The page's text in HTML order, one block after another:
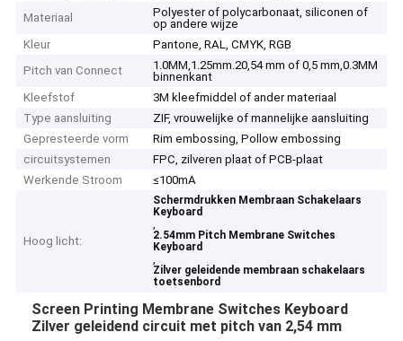
Materiaal
Polyester of polycarbonaat, siliconen of
op andere wijze
Kleur
Pantone, RAL, CMYK, RGB
Pitch van Connect
1.0MM,1.25mm.20,54 mm of 0,5 mm,0.3MM
binnenkant
Kleefstof
3M kleefmiddel of ander materiaal
Type aansluiting
ZIF, vrouwelijke of mannelijke aansluiting
Gepresteerde vorm
Rim embossing, Pollow embossing
circuitsystemen
FPC, zilveren plaat of PCB-plaat
Werkende Stroom
≤100mA
Hoog licht:
Schermdrukken Membraan Schakelaars
Keyboard
,
2.54mm Pitch Membrane Switches
Keyboard
,
Zilver geleidende membraan schakelaars
toetsenbord
Screen Printing Membrane Switches Keyboard
Zilver geleidend circuit met pitch van 2,54 mm